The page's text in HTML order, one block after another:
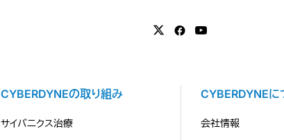
CYBERDYNEの取り組み
サイバニクス治療
CYBERDYNEに
会社情報